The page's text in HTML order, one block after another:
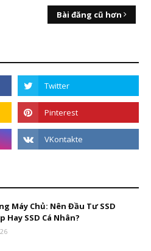
Bài đăng cũ hơn
Máy Chủ: Nên Đầu Tư SSD
Hay SSD Cá Nhân?